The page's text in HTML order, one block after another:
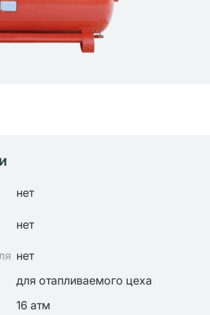
нет
нет
нет
для отапливаемого цеха
16 атм